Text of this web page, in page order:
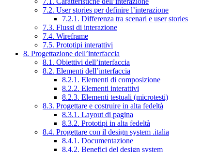
7.2. User stories per definire l’interazione
7.2.1. Differenza tra scenari e user stories
7.3. Flussi di interazione
7.4. Wireframe
7.5. Prototipi interattivi
8. Progettazione dell’interfaccia
8.1. Obiettivi dell’interfaccia
8.2. Elementi dell’interfaccia
8.2.1. Elementi di composizione
8.2.2. Elementi interattivi
8.2.3. Elementi testuali (microtesti)
8.3. Progettare e costruire in alta fedeltà
8.3.1. Layout di pagina
8.3.2. Prototipi in alta fedeltà
8.4. Progettare con il design system .italia
8.4.1. Documentazione
8.4.2. Benefici del design system